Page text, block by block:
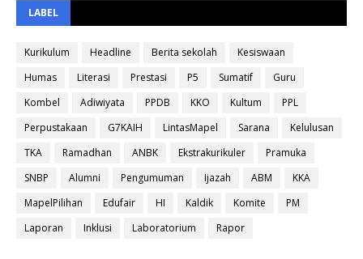
LABEL
Kurikulum Headline Berita sekolah
Kesiswaan
Humas
Literasi Prestasi P5 Sumatif
Guru
Kombel
Adiwiyata PPDB KKO Kultum
PPL
Perpustakaan
G7KAIH LintasMapel Sarana
Kelulusan
TKA
Ramadhan ANBK Ekstrakurikuler
Pramuka
SNBP
Alumni Pengumuman Ijazah ABM
KKA
MapelPilihan
Edufair HI Kaldik Komite
PM
Laporan
Inklusi Laboratorium Rapor